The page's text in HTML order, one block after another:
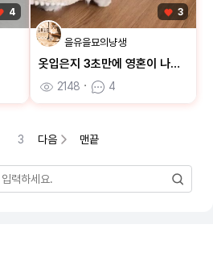
4 3
을유을묘의냥생
옷입은지 3초만에 영혼이 나가버린 을묘
2148 ㆍ 4
3 다음 맨끝